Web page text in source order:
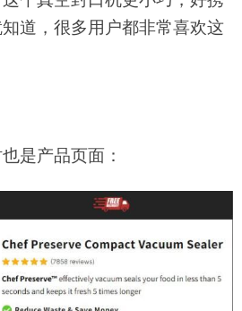
道，很多用户都非常喜欢这
也是产品页面：